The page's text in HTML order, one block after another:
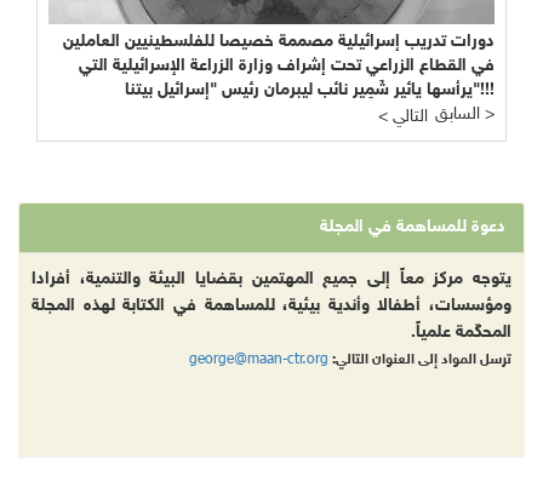
دورات تدريب إسرائيلية مصممة خصيصا للفلسطينيين العاملين
في القطاع الزراعي تحت إشراف وزارة الزراعة الإسرائيلية التي
يرأسها يائير شَمِير نائب ليبرمان رئيس "إسرائيل بيتنا"!!!
< التالي
السابق >
دعوة للمساهمة في المجلة
يتوجه مركز معاً إلى جميع المهتمين بقضايا البيئة والتنمية، أفرادا
ومؤسسات، أطفالا وأندية بيئية، للمساهمة في الكتابة لهذه المجلة
المحكّمة علمياً.
ترسل المواد إلى العنوان التالي: george@maan-ctr.org